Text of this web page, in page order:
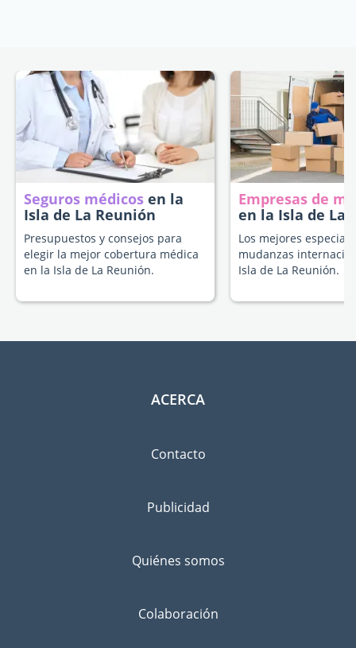
Seguros médicos en la
Isla de La Reunión
Presupuestos y consejos para
elegir la mejor cobertura médica
en la Isla de La Reunión.
Empresas de
en la Isla de La
Los mejores
mudanzas
Isla de La Reunión.
ACERCA
Contacto
Publicidad
Quiénes somos
Colaboración